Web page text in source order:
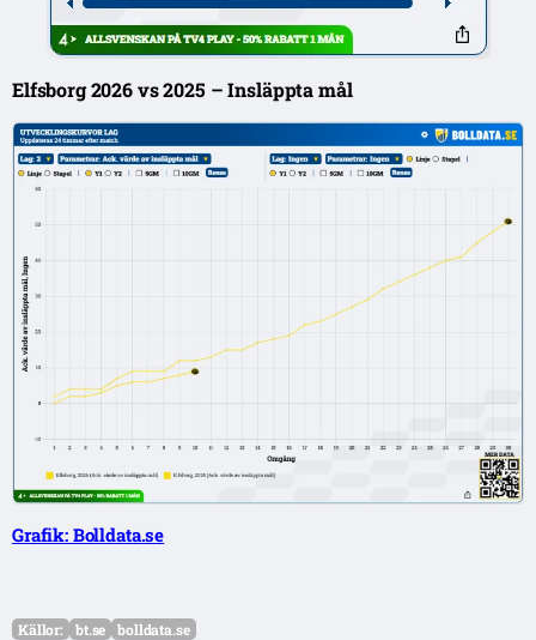
Elfsborg 2026 vs 2025 – Insläppta mål
Grafik: Bolldata.se
Källor: bt.se bolldata.se